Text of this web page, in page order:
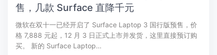
售，几款 Surface 直降千元
微软在双十一已经开启了 Surface Laptop 3 国行版预售，价
格 7,888 元起，12 月 3 日正式上市并发货，这里直接预订购
买。 新的 Surface Laptop…